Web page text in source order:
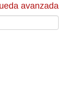
avanzada